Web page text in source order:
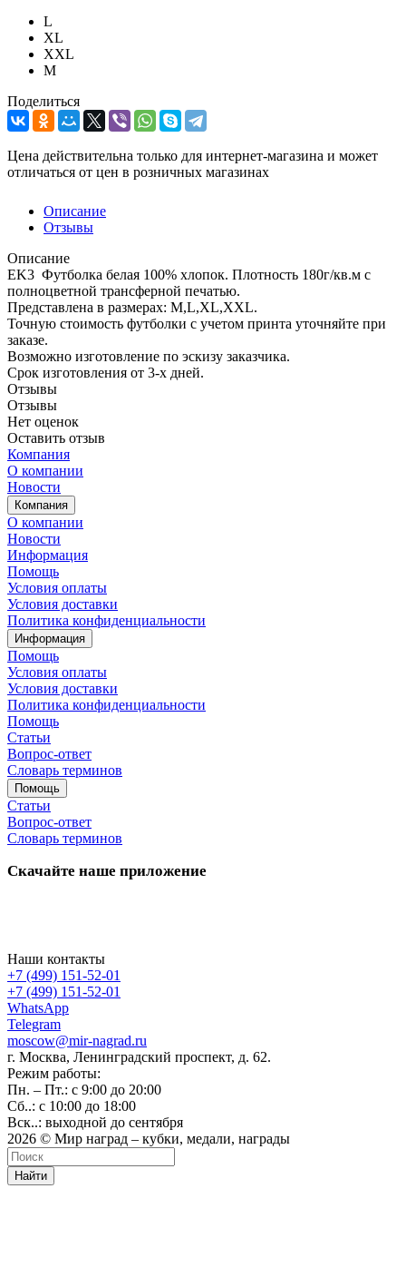
L
XL
XXL
М
Поделиться
Цена действительна только для интернет-магазина и может
отличаться от цен в розничных магазинах
Описание
Отзывы
Описание
EK3 Футболка белая 100% хлопок. Плотность 180г/кв.м с
полноцветной трансферной печатью.
Представлена в размерах: M,L,XL,XXL.
Точную стоимость футболки с учетом принта уточняйте при
заказе.
Возможно изготовление по эскизу заказчика.
Срок изготовления от 3-х дней.
Отзывы
Отзывы
Нет оценок
Оставить отзыв
Компания
О компании
Новости
Компания
О компании
Новости
Информация
Помощь
Условия оплаты
Условия доставки
Политика конфиденциальности
Информация
Помощь
Условия оплаты
Условия доставки
Политика конфиденциальности
Помощь
Статьи
Вопрос-ответ
Словарь терминов
Помощь
Статьи
Вопрос-ответ
Словарь терминов
Скачайте наше приложение
Наши контакты
+7 (499) 151-52-01
+7 (499) 151-52-01
WhatsApp
Telegram
moscow@mir-nagrad.ru
г. Москва, Ленинградский проспект, д. 62.
Режим работы:
Пн. – Пт.: с 9:00 до 20:00
Сб..: с 10:00 до 18:00
Вск..: выходной до сентября
2026 © Мир наград – кубки, медали, награды
Найти